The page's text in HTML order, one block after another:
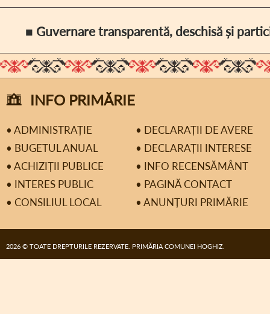
■ Guvernare transparentă, deschisă și
INFO PRIMĂRIE
• ADMINISTRAȚIE
• DECLARAȚII DE AVERE
• BUGETUL ANUAL
• DECLARAȚII INTERESE
• ACHIZIȚII PUBLICE
• INFO RECENSĂMÂNT
• INTERES PUBLIC
• PAGINĂ CONTACT
• CONSILIUL LOCAL
• ANUNȚURI PRIMĂRIE
2026 © TOATE DREPTURILE REZERVATE. PRIMĂRIA COMUNEI HOGHIZ.